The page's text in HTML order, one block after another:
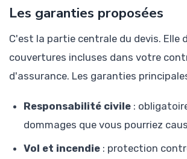
Les garanties proposées
C'est la partie centrale du devis. Elle
couvertures incluses dans votre
d'assurance. Les garanties
Responsabilité civile :
dommages que vous pourriez
Vol et incendie : protection